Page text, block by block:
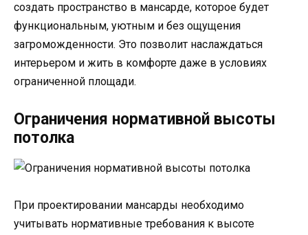
создать пространство в мансарде, которое будет
функциональным, уютным и без ощущения
загроможденности. Это позволит наслаждаться
интерьером и жить в комфорте даже в условиях
ограниченной площади.
Ограничения нормативной высоты
потолка
При проектировании мансарды необходимо
учитывать нормативные требования к высоте